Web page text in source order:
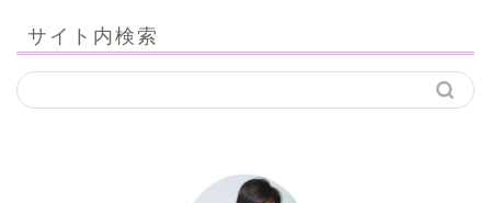
サイト内検索